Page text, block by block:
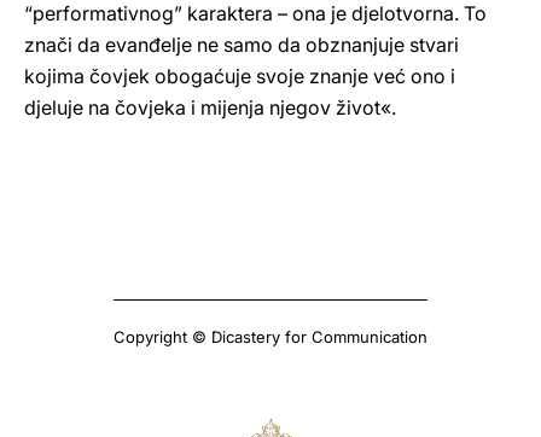
“performativnog” karaktera – ona je djelotvorna. To
znači da evanđelje ne samo da obznanjuje stvari
kojima čovjek obogaćuje svoje znanje već ono i
djeluje na čovjeka i mijenja njegov život«.
Copyright © Dicastery for Communication